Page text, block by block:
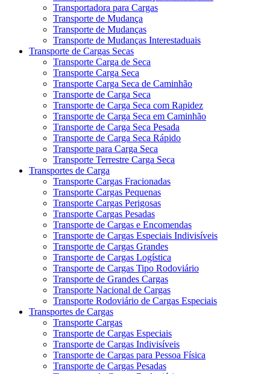
Transportadora para Cargas
Transporte de Mudança
Transporte de Mudanças
Transporte de Mudanças Interestaduais
Transporte de Cargas Secas
Transporte Carga de Seca
Transporte Carga Seca
Transporte Carga Seca de Caminhão
Transporte de Carga Seca
Transporte de Carga Seca com Rapidez
Transporte de Carga Seca em Caminhão
Transporte de Carga Seca Pesada
Transporte de Carga Seca Rápido
Transporte para Carga Seca
Transporte Terrestre Carga Seca
Transportes de Carga
Transporte Cargas Fracionadas
Transporte Cargas Pequenas
Transporte Cargas Perigosas
Transporte Cargas Pesadas
Transporte de Cargas e Encomendas
Transporte de Cargas Especiais Indivisíveis
Transporte de Cargas Grandes
Transporte de Cargas Logística
Transporte de Cargas Tipo Rodoviário
Transporte de Grandes Cargas
Transporte Nacional de Cargas
Transporte Rodoviário de Cargas Especiais
Transportes de Cargas
Transporte Cargas
Transporte de Cargas Especiais
Transporte de Cargas Indivisíveis
Transporte de Cargas para Pessoa Física
Transporte de Cargas Pesadas